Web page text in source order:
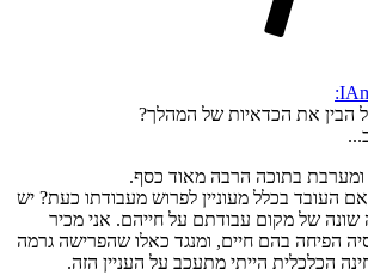
הבין את הכדאיות של המהלך?
ומערבת בתוכה הרבה מאוד כסף.
העובד בכלל מעוניין לפרוש מעבודתו כעת? יש
של מקום עבודתם על חייהם. אני מכיר
הפיחה בהם חיים, ומנגד כאלו שהפרישה גרמה
הכלכלית הייתי מתעכב על העניין הזה.